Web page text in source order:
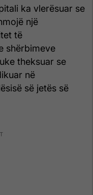
ka vlerësuar se
një
të
shërbimeve
theksuar se
në
së jetës së